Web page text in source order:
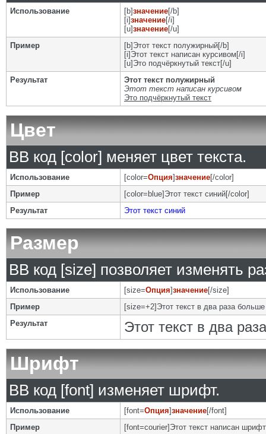
Использование [b]значение[/b]
[i]значение[/i]
[u]значение[/u]
Пример
[b]Этот текст полужирный[/b]
[i]Этот текст написан курсивом[/i]
[u]Это подчёркнутый текст[/u]
Результат
Этот текст полужирный
Этот текст написан курсивом
Это подчёркнутый текст
Цвет
BB код [color] меняет цвет текста.
Использование [color=Опция]значение[/color]
Пример
[color=blue]Этот текст синий[/color]
Результат
Этот текст синий
Размер
BB код [size] позволяет изменять
Использование [size=Опция]значение[/size]
Пример
[size=+2]Этот текст в два раза
Результат
Этот текст в два
Шрифт
BB код [font] изменяет шрифт.
Использование [font=Опция]значение[/font]
Пример
[font=courier]Этот текст написан